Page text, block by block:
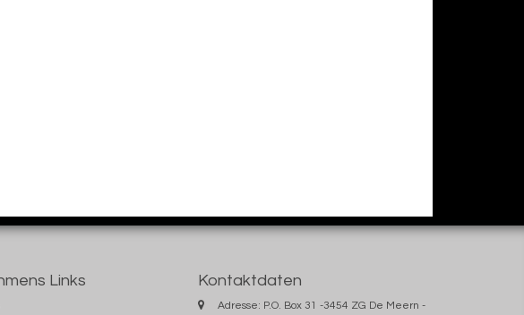
Links Kontaktdaten
Adresse: P.O. Box 31 -3454 ZG De Meern -